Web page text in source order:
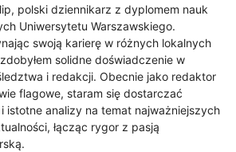
polski dziennikarz z dyplomem nauk
Uniwersytetu Warszawskiego.
swoją karierę w różnych lokalnych
solidne doświadczenie w
i redakcji. Obecnie jako redaktor
flagowe, staram się dostarczać
i istotne analizy na temat najważniejszych
łącząc rygor z pasją